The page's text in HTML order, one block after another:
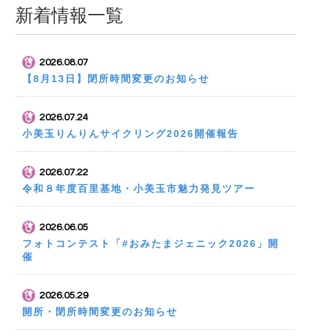
新着情報一覧
2026.08.07
【8月13日】閉所時間変更のお知らせ
2026.07.24
小美玉りんりんサイクリング2026開催報告
2026.07.22
令和８年度百里基地・小美玉市魅力発見ツアー
2026.06.05
フォトコンテスト「#おみたまジェニック2026」開
催
2026.05.29
開所・閉所時間変更のお知らせ